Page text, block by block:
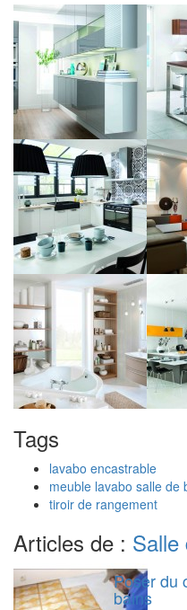
Tags
lavabo encastrable
meuble lavabo salle de
tiroir de rangement
Articles de : Salle
Poser du
bains